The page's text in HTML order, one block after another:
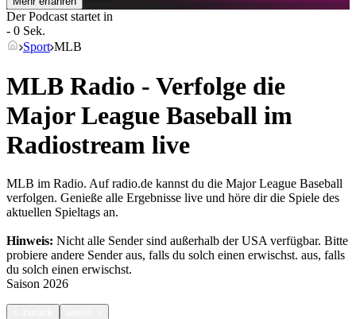
Der Podcast startet in
- 0 Sek.
Sport MLB
MLB Radio - Verfolge die
Major League Baseball im
Radiostream live
MLB im Radio. Auf radio.de kannst du die Major League Baseball
verfolgen. Genieße alle Ergebnisse live und höre dir die Spiele des
aktuellen Spieltags an.
Hinweis: Nicht alle Sender sind außerhalb der USA verfügbar. Bitte
probiere andere Sender aus, falls du solch einen erwischst. aus, falls
du solch einen erwischst.
Saison 2026